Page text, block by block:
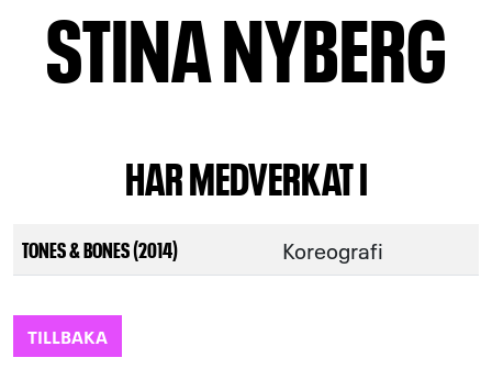
STINA NYBERG
HAR MEDVERKAT I
TONES & BONES (2014) Koreografi
TILLBAKA